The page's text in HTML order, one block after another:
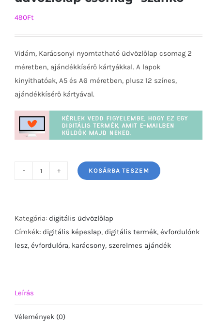
490Ft
Vidám, Karácsonyi nyomtatható üdvözlőlap csomag 2
méretben, ajándékkísérő kártyákkal. A lapok
kinyithatóak, A5 és A6 méretben, plusz 12 színes,
ajándékkísérő kártyával.
csomag
-
szánkó-
KOSÁRBA TESZEM
Kategória: digitális üdvözlőlap
Címkék: digitális képeslap, digitális termék, évfordulónk
lesz, évfordulóra, karácsony, szerelmes ajándék
Leírás
Vélemények (0)